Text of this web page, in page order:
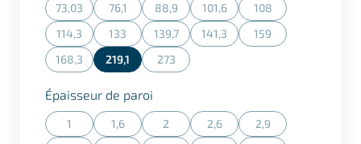
73,03
(Cette action n'est actuellement pas disponible.)
76,1
(Cette action n'est actuellement pas disponible.)
88,9
(Cette action n'est actuellement pas
101,6
(Cette action n'est
108
(Cette action n'est
114,3
(Cette action n'est actuellement pas disponible.)
133
(Cette action n'est actuellement pas disponible.)
139,7
(Cette action n'est actuellement pas
141,3
(Cette action n'est
159
(Cette action n'est
168,3
(Cette action n'est actuellement pas disponible.)
219,1 273
(Cette action n'est actuellement pas
Épaisseur de paroi
1
(Cette action n'est actuellement pas disponible.)
1,6
(Cette action n'est actuellement pas disponible.)
2
(Cette action n'est actuellement pas
2,6
(Cette action n'est
2,9
(Cette action n'est